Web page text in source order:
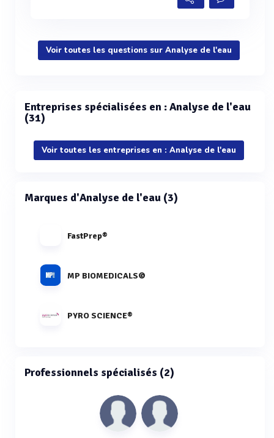
Voir toutes les questions sur Analyse de l'eau
Entreprises spécialisées en : Analyse de l'eau
(31)
Voir toutes les entreprises en : Analyse de l'eau
Marques d'Analyse de l'eau (3)
FastPrep®
MP BIOMEDICALS©
PYRO SCIENCE®
Professionnels spécialisés (2)